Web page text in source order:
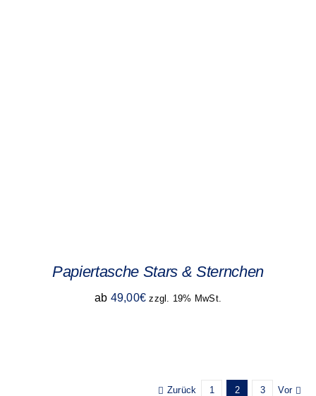
Papiertasche Stars & Sternchen
ab 49,00€ zzgl. 19% MwSt.
Zurück 1 2 3 Vor